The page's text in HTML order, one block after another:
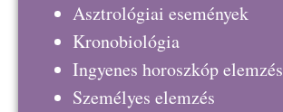
Asztrológiai események
Kronobiológia
Ingyenes horoszkóp elemzés
Személyes elemzés